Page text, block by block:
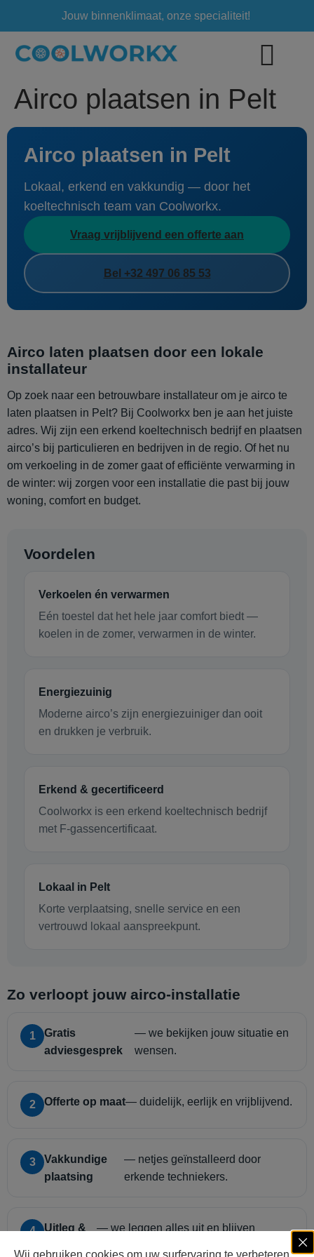
Jouw binnenklimaat, onze specialiteit!
Airco plaatsen in Pelt
Airco plaatsen in Pelt
Lokaal, erkend en vakkundig — door het
koeltechnisch team van Coolworkx.
Vraag vrijblijvend een offerte aan
Bel +32 497 06 85 53
Airco laten plaatsen door een lokale
installateur
Op zoek naar een betrouwbare installateur om je airco te
laten plaatsen in Pelt? Bij Coolworkx ben je aan het juiste
adres. Wij zijn een erkend koeltechnisch bedrijf en plaatsen
airco’s bij particulieren en bedrijven in de regio. Of het nu
om verkoeling in de zomer gaat of efficiënte verwarming in
de winter: wij zorgen voor een installatie die past bij jouw
woning, comfort en budget.
Voordelen
Verkoelen én verwarmen
Eén toestel dat het hele jaar comfort biedt —
koelen in de zomer, verwarmen in de winter.
Energiezuinig
Moderne airco’s zijn energiezuiniger dan ooit
en drukken je verbruik.
Erkend & gecertificeerd
Coolworkx is een erkend koeltechnisch bedrijf
met F-gassencertificaat.
Lokaal in Pelt
Korte verplaatsing, snelle service en een
vertrouwd lokaal aanspreekpunt.
Zo verloopt jouw airco-installatie
1
Gratis
adviesgesprek
— we bekijken jouw situatie en
wensen.
2 Offerte op maat— duidelijk, eerlijk en vrijblijvend.
3
Vakkundige
plaatsing
— netjes geïnstalleerd door
erkende techniekers.
4
Uitleg &
— we leggen alles uit en blijven
Wij gebruiken cookies om uw surfervaring te verbeteren,